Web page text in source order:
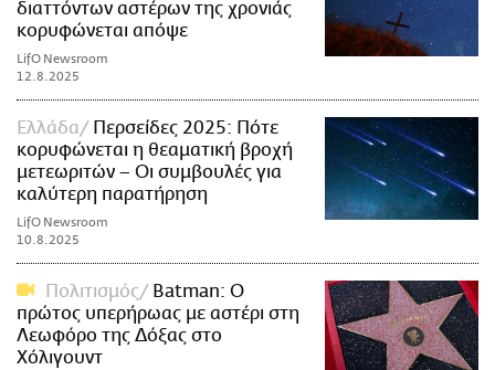
διαττόντων αστέρων της χρονιάς
κορυφώνεται απόψε
LifO Newsroom
12.8.2025
Ελλάδα
Περσείδες 2025: Πότε
κορυφώνεται η θεαματική βροχή
μετεωριτών – Οι συμβουλές για
καλύτερη παρατήρηση
LifO Newsroom
10.8.2025
Πολιτισμός
Batman: Ο
πρώτος υπερήρωας με αστέρι στη
Λεωφόρο της Δόξας στο
Χόλιγουντ